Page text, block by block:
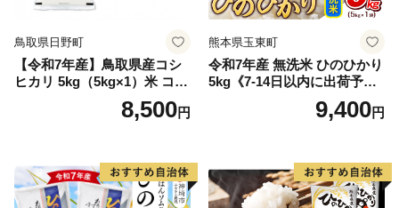
鳥取県日野町
【令和7年産】鳥取県産コシ
ヒカリ 5kg（5kg×1）米 コシ
ヒカリ こしひかり お米 白米
精米 5キロ おこめ こめ コメ
野町産 Elevation
8,500円
熊本県玉東町
令和7年産 無洗米 ひのひかり
5kg《7-14日以内に出荷予定
(土日祝除く)》コメ 米 無洗米
高レビュー｜人気米 熊本県
9,400円